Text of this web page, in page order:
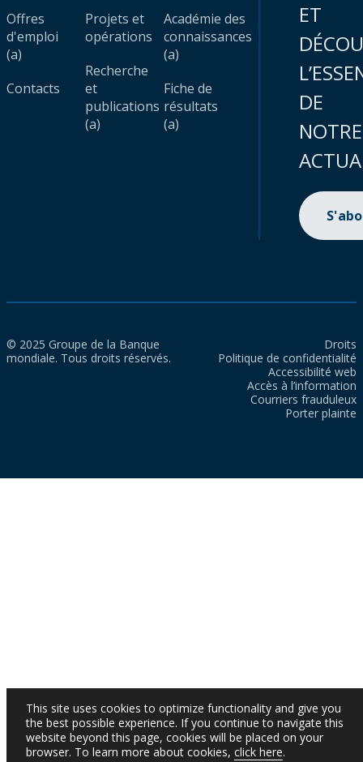
Offres
d'emploi
(a)
Contacts
Projets et
opérations
Recherche
et
publications
(a)
Académie des
connaissances
(a)
Fiche de
résultats
(a)
ET
DE
NOTRE
© 2025 Groupe de la Banque
mondiale. Tous droits réservés.
Droits
Politique de confidentialité
Accessibilité web
Accès à l’information
Courriers frauduleux
Porter plainte
This site uses cookies to optimize functionality and give you
the best possible experience. If you continue to navigate this
website beyond this page, cookies will be placed on your
browser. To learn more about cookies, click here.